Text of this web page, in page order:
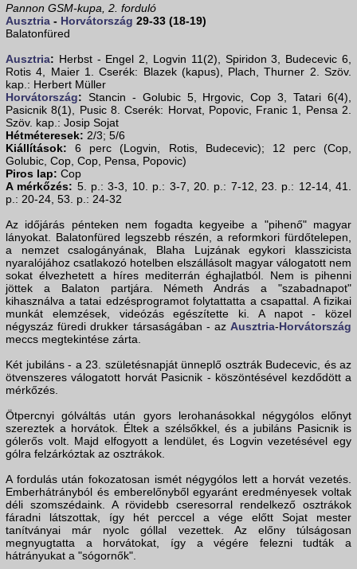
Pannon GSM-kupa, 2. forduló
Ausztria - Horvátország 29-33 (18-19)
Balatonfüred
Ausztria: Herbst - Engel 2, Logvin 11(2), Spiridon 3, Budecevic 6,
Rotis 4, Maier 1. Cserék: Blazek (kapus), Plach, Thurner 2. Szöv.
kap.: Herbert Müller
Horvátország: Stancin - Golubic 5, Hrgovic, Cop 3, Tatari 6(4),
Pasicnik 8(1), Pusic 8. Cserék: Horvat, Popovic, Franic 1, Pensa 2.
Szöv. kap.: Josip Sojat
Hétméteresek: 2/3; 5/6
Kiállítások: 6 perc (Logvin, Rotis, Budecevic); 12 perc (Cop,
Golubic, Cop, Cop, Pensa, Popovic)
Piros lap: Cop
A mérkőzés: 5. p.: 3-3, 10. p.: 3-7, 20. p.: 7-12, 23. p.: 12-14, 41.
p.: 20-24, 53. p.: 24-32
Az időjárás pénteken nem fogadta kegyeibe a "pihenő" magyar
lányokat. Balatonfüred legszebb részén, a reformkori fürdőtelepen,
a nemzet csalogányának, Blaha Lujzának egykori klasszicista
nyaralójához csatlakozó hotelben elszállásolt magyar válogatott nem
sokat élvezhetett a híres mediterrán éghajlatból. Nem is pihenni
jöttek a Balaton partjára. Németh András a "szabadnapot"
kihasználva a tatai edzésprogramot folytattatta a csapattal. A fizikai
munkát elemzések, videózás egészítette ki. A napot - közel
négyszáz füredi drukker társaságában - az Ausztria-Horvátország
meccs megtekintése zárta.
Két jubiláns - a 23. születésnapját ünneplő osztrák Budecevic, és az
ötvenszeres válogatott horvát Pasicnik - köszöntésével kezdődött a
mérkőzés.
Ötpercnyi gólváltás után gyors lerohanásokkal négygólos előnyt
szereztek a horvátok. Éltek a szélsőkkel, és a jubiláns Pasicnik is
gólerős volt. Majd elfogyott a lendület, és Logvin vezetésével egy
gólra felzárkóztak az osztrákok.
A fordulás után fokozatosan ismét négygólos lett a horvát vezetés.
Emberhátrányból és emberelőnyből egyaránt eredményesek voltak
déli szomszédaink. A rövidebb cseresorral rendelkező osztrákok
fáradni látszottak, így hét perccel a vége előtt Sojat mester
tanítványai már nyolc góllal vezettek. Az előny túlságosan
megnyugtatta a horvátokat, így a végére felezni tudták a
hátrányukat a "sógornők".